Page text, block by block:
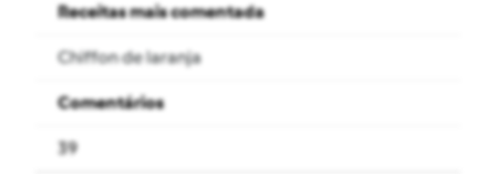
Receitas mais comentada
Chiffon de laranja
Comentários
39